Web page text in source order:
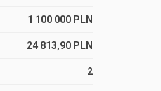
1 100 000 PLN
24 813,90 PLN
2